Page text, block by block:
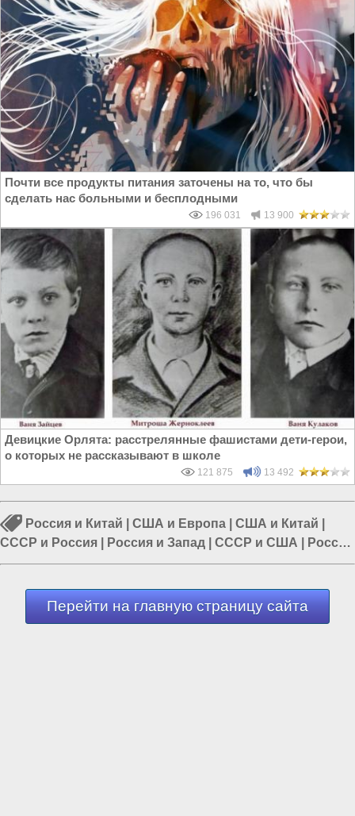
Почти все продукты питания заточены на то, что бы
сделать нас больными и бесплодными
196 031 13 900
Девицкие Орлята: расстрелянные фашистами дети-герои,
о которых не рассказывают в школе
121 875 13 492
Россия и Китай США и Европа США и Китай
СССР и Россия
Россия и Запад СССР и США
Россия
и Евразия
Перейти на главную страницу сайта